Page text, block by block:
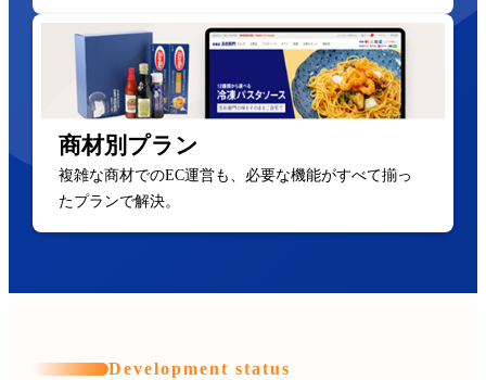
商材別プラン
複雑な商材でのEC運営も、必要な機能がすべて揃っ
たプランで解決。
Development status